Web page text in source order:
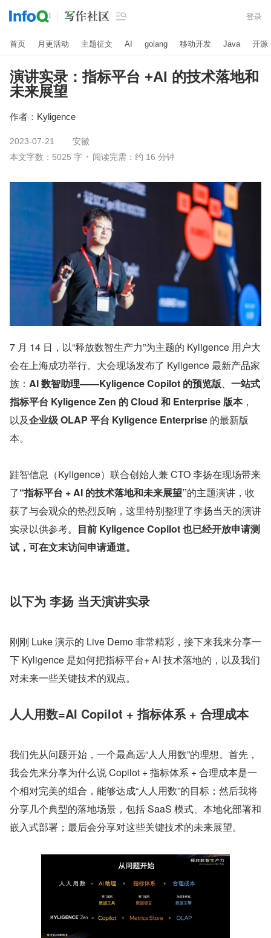
 登录
首页 月更活动 主题征文 AI golang 移动开发 Java 开源
演讲实录：指标平台 +AI 的技术落地和
未来展望
作者： Kyligence
2023-07-21
安徽
本文字数：5025 字
阅读完需：约 16 分钟
7 月 14 日，以“释放数智生产力”为主题的 Kyligence 用户大
会在上海成功举行。大会现场发布了 Kyligence 最新产品家
族： AI 数智助理——Kyligence Copilot 的预览版、 一站式
指标平台 Kyligence Zen 的 Cloud 和 Enterprise 版本，
以及企业级 OLAP 平台 Kyligence Enterprise 的最新版
本。
跬智信息（Kyligence）联合创始人兼 CTO 李扬在现场带来
了“指标平台 + AI 的技术落地和未来展望”的主题演讲，收
获了与会观众的热烈反响，这里特别整理了李扬当天的演讲
实录以供参考。 目前 Kyligence Copilot 也已经开放申请测
试，可在文末访问申请通道。
以下为 李扬 当天演讲实录
刚刚 Luke 演示的 Live Demo 非常精彩，接下来我来分享一
下 Kyligence 是如何把指标平台+ AI 技术落地的，以及我们
对未来一些关键技术的观点。
人人用数=AI Copilot + 指标体系 + 合理成本
我们先从问题开始，一个最高远“人人用数”的理想。首先，
我会先来分享为什么说 Copilot + 指标体系 + 合理成本是一
个相对完美的组合，能够达成“人人用数”的目标；然后我将
分享几个典型的落地场景，包括 SaaS 模式、本地化部署和
嵌入式部署；最后会分享对这些关键技术的未来展望。